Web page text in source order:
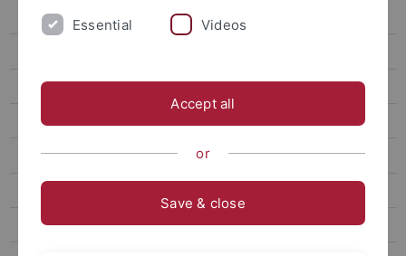
Dokumentlieferung
E-Learning
E-Medien
E-Publikationen
Erwerbung
Fachinformationsdienste
Essential Videos
Accept all
or
Save & close